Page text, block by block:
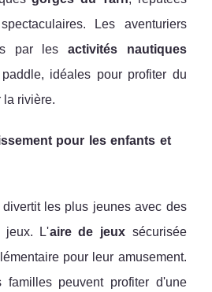
Les aventuriers
par les activités nautiques
idéales pour profiter du
la rivière.
pour les enfants et
les plus jeunes avec des
jeux. L'aire de jeuxsécurisée
pour leur amusement.
familles peuvent profiter d'une